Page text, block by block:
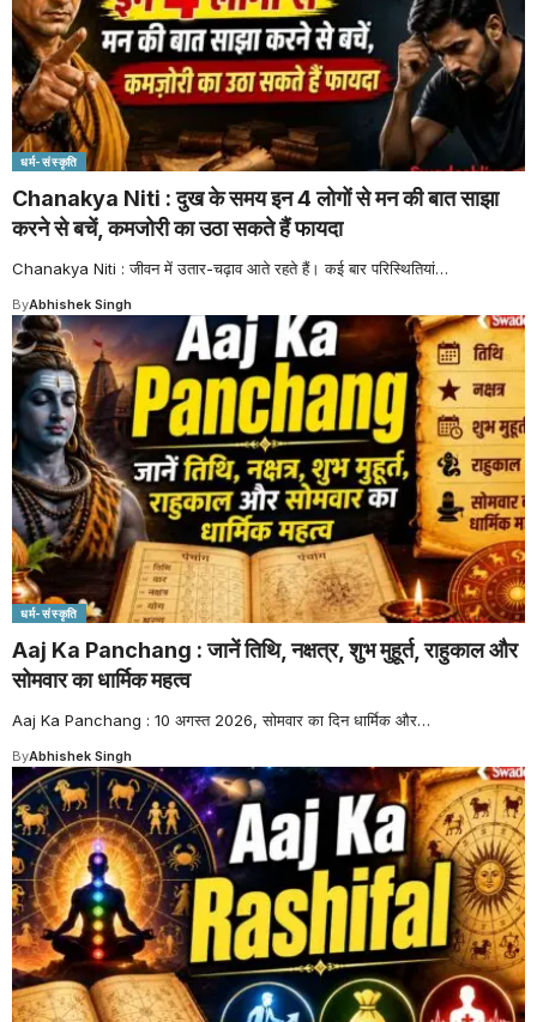
धर्म-संस्कृति
Chanakya Niti : दुख के समय इन 4 लोगों से मन की बात साझा
करने से बचें, कमजोरी का उठा सकते हैं फायदा
Chanakya Niti : जीवन में उतार-चढ़ाव आते रहते हैं। कई बार परिस्थितियां…
ByAbhishek Singh
धर्म-संस्कृति
Aaj Ka Panchang : जानें तिथि, नक्षत्र, शुभ मुहूर्त, राहुकाल और
सोमवार का धार्मिक महत्व
Aaj Ka Panchang : 10 अगस्त 2026, सोमवार का दिन धार्मिक और…
ByAbhishek Singh